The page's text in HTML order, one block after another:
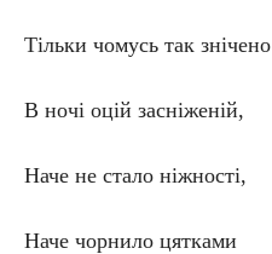
Тільки чомусь так знічено
В ночі оцій засніженій,
Наче не стало ніжності,
Наче чорнило цятками